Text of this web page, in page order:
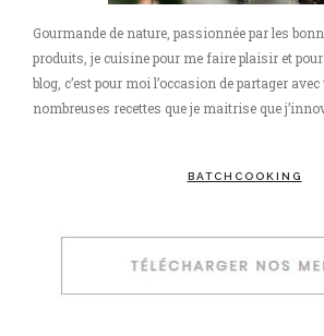
Gourmande de nature, passionnée par les
produits, je cuisine pour me faire plaisir et
blog, c’est pour moi l’occasion de partager
nombreuses recettes que je maitrise que
BATCHCOOKING